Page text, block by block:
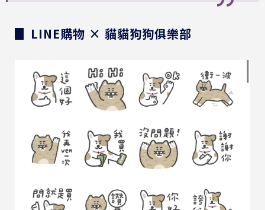
▊ LINE購物 × 貓貓狗狗俱樂部